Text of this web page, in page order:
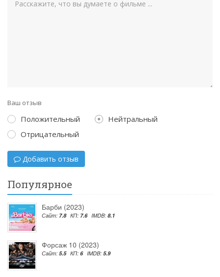
Ваш отзыв
Положительный
Нейтральный
Отрицательный
Добавить отзыв
Популярное
Барби (2023)
Сайт: 7.8 КП: 7.6 IMDB: 8.1
Форсаж 10 (2023)
Сайт: 5.5 КП: 6 IMDB: 5.9